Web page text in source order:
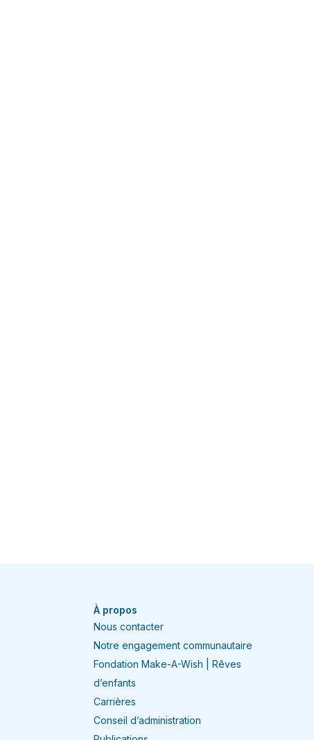
À propos
Nous contacter
Notre engagement communautaire
Fondation Make-A-Wish | Rêves
d’enfants
Carrières
Conseil d’administration